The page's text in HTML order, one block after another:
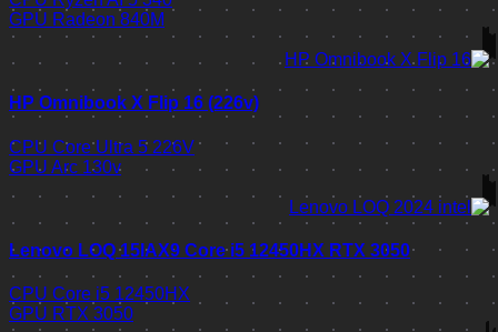
GPU Radeon 840M
HP Omnibook X Flip 16 (226v)
CPU Core Ultra 5 226V
GPU Arc 130v
Lenovo LOQ 15IAX9 Core i5 12450HX RTX 3050
CPU Core i5 12450HX
GPU RTX 3050